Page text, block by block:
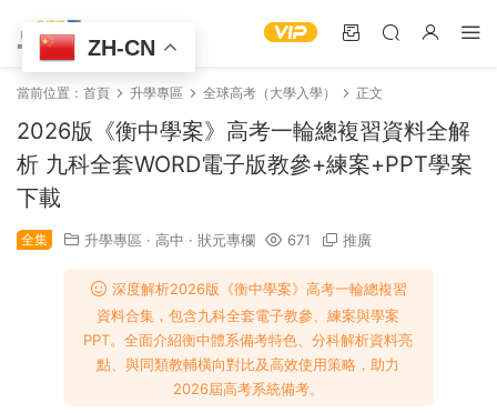
當前位置： 首頁 升學專區 全球高考（大學入學） 正文
2026版《衡中學案》高考一輪總複習資料全解
析 九科全套WORD電子版教參+練案+PPT學案
下載
全集 升學專區 · 高中 · 狀元專欄 671 推廣
深度解析2026版《衡中學案》高考一輪總複習
資料合集，包含九科全套電子教參、練案與學案
PPT。全面介紹衡中體系備考特色、分科解析資料亮
點、與同類教輔橫向對比及高效使用策略，助力
2026屆高考系統備考。
ZH-CN